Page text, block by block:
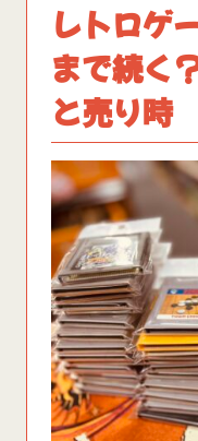
レトロゲ
まで続く
と売り時